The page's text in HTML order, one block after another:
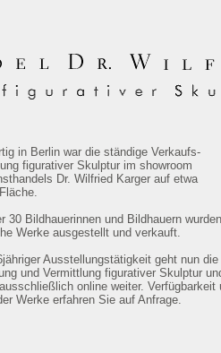
Werke im
in Berlin war die ständige Verkaufs-
figurativer Skulptur im showroom
Dr. Wilfried Karger auf etwa
30 Bildhauerinnen und Bildhauern wurden
Werke ausgestellt und verkauft.
Ausstellungstätigkeit geht nun die
und Vermittlung figurativer Skulptur
online weiter. Verfügbarkeit
Werke erfahren Sie auf Anfrage.